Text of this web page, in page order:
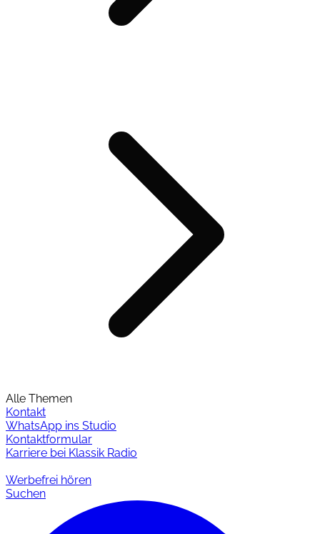
Alle Themen
Kontakt
WhatsApp ins Studio
Kontaktformular
Karriere bei Klassik Radio
Werbefrei hören
Suchen